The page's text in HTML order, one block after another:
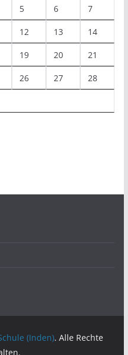
5 6 7
12 13 14
19 20 21
26 27 28
(Inden). Alle Rechte